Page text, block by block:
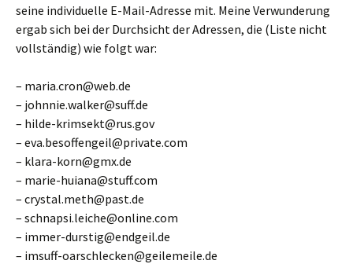
seine individuelle E-Mail-Adresse mit. Meine Verwunderung
ergab sich bei der Durchsicht der Adressen, die (Liste nicht
vollständig) wie folgt war:
– maria.cron@web.de
– johnnie.walker@suff.de
– hilde-krimsekt@rus.gov
– eva.besoffengeil@private.com
– klara-korn@gmx.de
– marie-huiana@stuff.com
– crystal.meth@past.de
– schnapsi.leiche@online.com
– immer-durstig@endgeil.de
– imsuff-oarschlecken@geilemeile.de